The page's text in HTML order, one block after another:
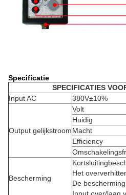
Specificatie
SPECIFICATIES
Input AC
380V±10%
Output gelijkstroom
Volt
Huidig
Macht
Efficiency
Bescherming
Het
De